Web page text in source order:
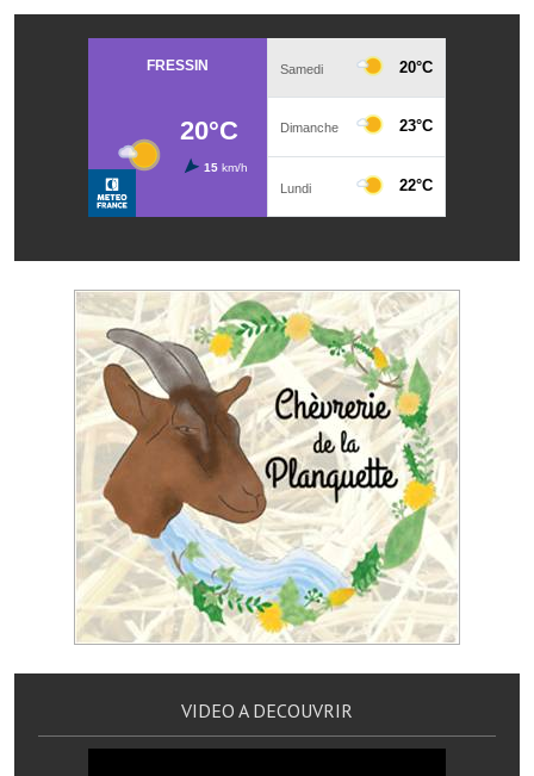
Services publics communaux
Démarches administratives
Biens à louer
Terrains et maisons à vendre
Etablissements scolaires
Equipements sportifs
Bibliothèque
Commerçants, artisans
Commerces et professions libérales
Exploitants agricoles
Artisans
Agents immobiliers
Réserver une salle
Maison des services et des associations fressinoises
VIDEO A DECOUVRIR